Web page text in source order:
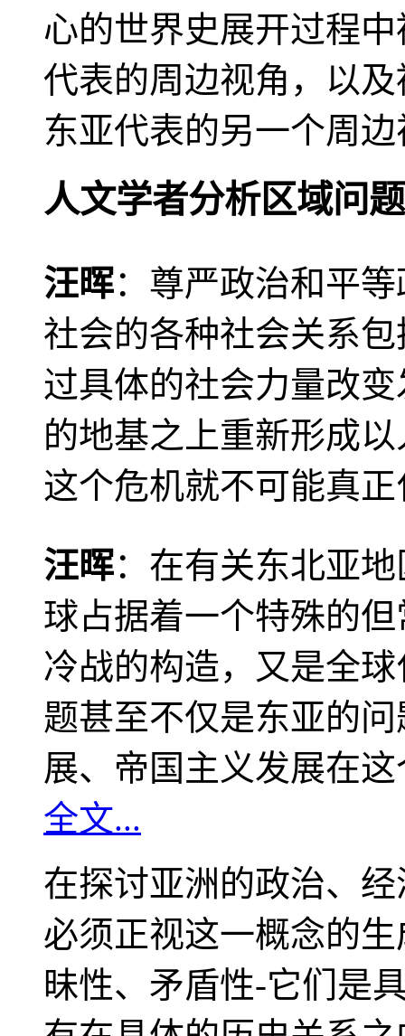
心的世界史展开过程
代表的周边视角，以
东亚代表的另一个周
人文学者分析区域问题
汪晖：尊严政治和平
社会的各种社会关系
过具体的社会力量改
的地基之上重新形成
这个危机就不可能真
汪晖：在有关东北亚
球占据着一个特殊的
冷战的构造，又是全
题甚至不仅是东亚的
展、帝国主义发展在
全文...
在探讨亚洲的政治、
必须正视这一概念的
昧性、矛盾性-它们是